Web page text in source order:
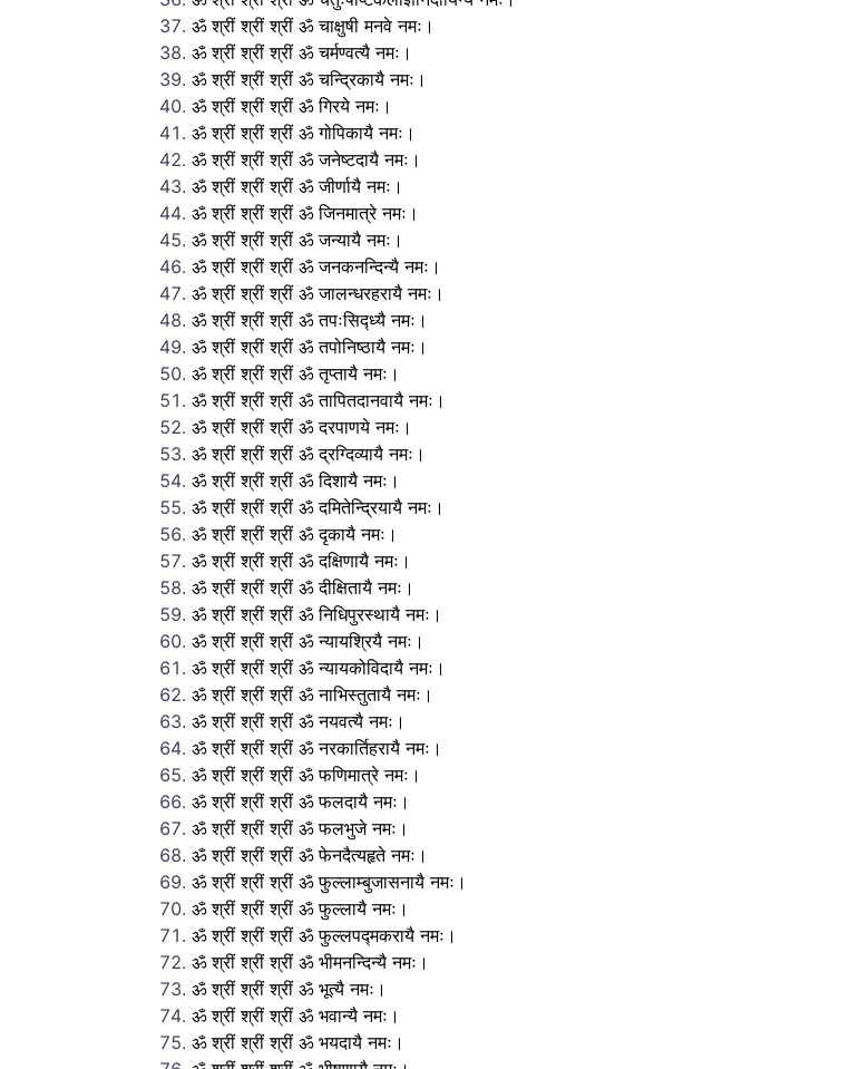
ॐ श्रीं श्रीं श्रीं ॐ चाक्षुषी मनवे नमः।
ॐ श्रीं श्रीं श्रीं ॐ चर्मण्वत्यै नमः।
ॐ श्रीं श्रीं श्रीं ॐ चन्द्रिकायै नमः।
ॐ श्रीं श्रीं श्रीं ॐ गिरये नमः।
ॐ श्रीं श्रीं श्रीं ॐ गोपिकायै नमः।
ॐ श्रीं श्रीं श्रीं ॐ जनेष्टदायै नमः।
ॐ श्रीं श्रीं श्रीं ॐ जीर्णायै नमः।
ॐ श्रीं श्रीं श्रीं ॐ जिनमात्रे नमः।
ॐ श्रीं श्रीं श्रीं ॐ जन्यायै नमः।
ॐ श्रीं श्रीं श्रीं ॐ जनकनन्दिन्यै नमः।
ॐ श्रीं श्रीं श्रीं ॐ जालन्धरहरायै नमः।
ॐ श्रीं श्रीं श्रीं ॐ तपःसिद्ध्यै नमः।
ॐ श्रीं श्रीं श्रीं ॐ तपोनिष्ठायै नमः।
ॐ श्रीं श्रीं श्रीं ॐ तृप्तायै नमः।
ॐ श्रीं श्रीं श्रीं ॐ तापितदानवायै नमः।
ॐ श्रीं श्रीं श्रीं ॐ दरपाणये नमः।
ॐ श्रीं श्रीं श्रीं ॐ द्रग्दिव्यायै नमः।
ॐ श्रीं श्रीं श्रीं ॐ दिशायै नमः।
ॐ श्रीं श्रीं श्रीं ॐ दमितेन्द्रियायै नमः।
ॐ श्रीं श्रीं श्रीं ॐ दृकायै नमः।
ॐ श्रीं श्रीं श्रीं ॐ दक्षिणायै नमः।
ॐ श्रीं श्रीं श्रीं ॐ दीक्षितायै नमः।
ॐ श्रीं श्रीं श्रीं ॐ निधिपुरस्थायै नमः।
ॐ श्रीं श्रीं श्रीं ॐ न्यायश्रियै नमः।
ॐ श्रीं श्रीं श्रीं ॐ न्यायकोविदायै नमः।
ॐ श्रीं श्रीं श्रीं ॐ नाभिस्तुतायै नमः।
ॐ श्रीं श्रीं श्रीं ॐ नयवत्यै नमः।
ॐ श्रीं श्रीं श्रीं ॐ नरकार्तिहरायै नमः।
ॐ श्रीं श्रीं श्रीं ॐ फणिमात्रे नमः।
ॐ श्रीं श्रीं श्रीं ॐ फलदायै नमः।
ॐ श्रीं श्रीं श्रीं ॐ फलभुजे नमः।
ॐ श्रीं श्रीं श्रीं ॐ फेनदैत्यहृते नमः।
ॐ श्रीं श्रीं श्रीं ॐ फुल्लाम्बुजासनायै नमः।
ॐ श्रीं श्रीं श्रीं ॐ फुल्लायै नमः।
ॐ श्रीं श्रीं श्रीं ॐ फुल्लपद्मकरायै नमः।
ॐ श्रीं श्रीं श्रीं ॐ भीमनन्दिन्यै नमः।
ॐ श्रीं श्रीं श्रीं ॐ भूत्यै नमः।
ॐ श्रीं श्रीं श्रीं ॐ भवान्यै नमः।
ॐ श्रीं श्रीं श्रीं ॐ भयदायै नमः।